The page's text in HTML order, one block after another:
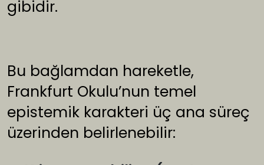
gibidir.
Bu bağlamdan hareketle,
Frankfurt Okulu’nun temel
epistemik karakteri üç ana süreç
üzerinden belirlenebilir: